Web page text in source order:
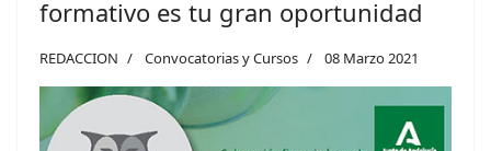
formativo es tu gran oportunidad
REDACCION Convocatorias y Cursos 08 Marzo 2021